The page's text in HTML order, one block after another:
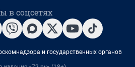
в соцсетях
и государственных органов